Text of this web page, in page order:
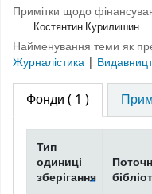
Примітки щодо
Костянтин Курилишин
Найменування теми як
Журналістика |
Фонди ( 1 )
Тип
одиниці
зберігання